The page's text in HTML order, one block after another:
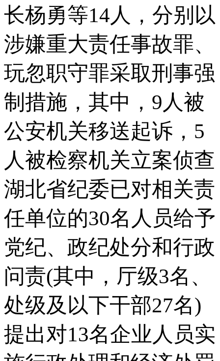
长杨勇等14人，分别以
涉嫌重大责任事故罪、
玩忽职守罪采取刑事强
制措施，其中，9人被
公安机关移送起诉，5
人被检察机关立案侦查
湖北省纪委已对相关责
任单位的30名人员给予
党纪、政纪处分和行政
问责(其中，厅级3名、
处级及以下干部27名)
提出对13名企业人员实